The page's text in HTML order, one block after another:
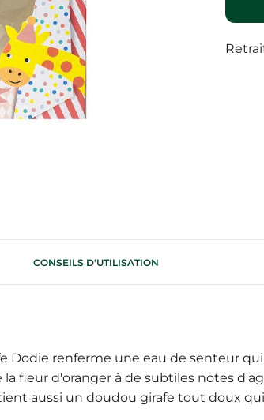
CONSEILS D'UTILISATION
Dodie renferme une eau de senteur
fleur d'oranger à de subtiles notes
aussi un doudou girafe tout doux